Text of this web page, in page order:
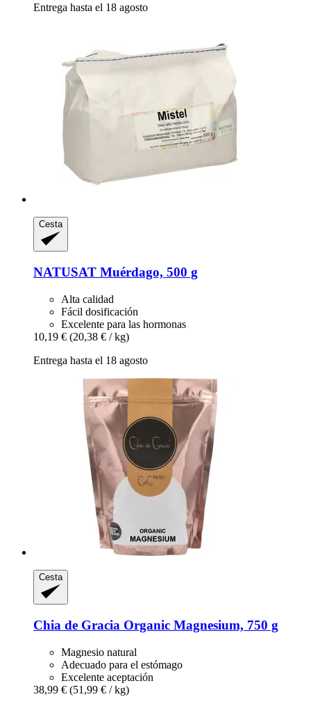
Entrega hasta el 18 agosto
Cesta
NATUSAT Muérdago, 500 g
Alta calidad
Fácil dosificación
Excelente para las hormonas
10,19 € (20,38 € / kg)
Entrega hasta el 18 agosto
Cesta
Chia de Gracia Organic Magnesium, 750 g
Magnesio natural
Adecuado para el estómago
Excelente aceptación
38,99 € (51,99 € / kg)